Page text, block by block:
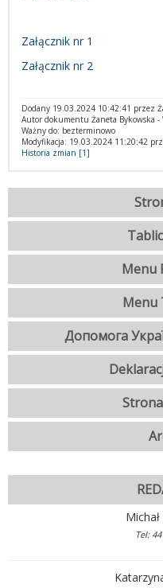
Załącznik nr 1
Załącznik nr 2
Dodany 19.03.2024 10:42:41 przez
Autor dokumentu Żaneta Bykowska -
Ważny do: bezterminowo
Modyfikacja: 19.03.2024 11:20:42
Historia zmian [1]
Menu
Menu
Допомога
Tel: